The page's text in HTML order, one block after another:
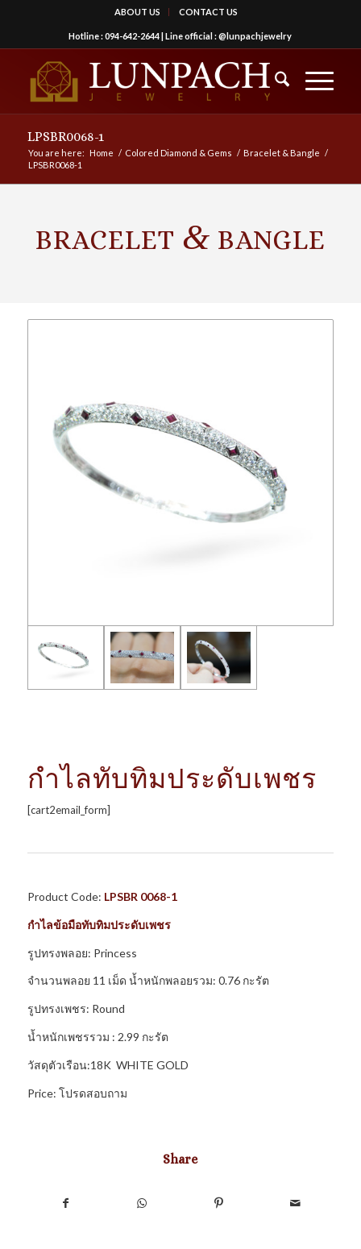
ABOUT US CONTACT US
Hotline :094-642-2644| Line official :@lunpachjewelry
LPSBR0068-1
You are here: Home / Colored Diamond & Gems / Bracelet & Bangle /
LPSBR0068-1
BRACELET & BANGLE
กำไลทับทิมประดับเพชร
[cart2email_form]
Product Code: LPSBR 0068-1
กำไลข้อมือทับทิมประดับเพชร
รูปทรงพลอย: Princess
จำนวนพลอย 11 เม็ด น้ำหนักพลอยรวม: 0.76 กะรัต
รูปทรงเพชร: Round
น้ำหนักเพชรรวม : 2.99 กะรัต
วัสดุตัวเรือน:18K WHITE GOLD
Price: โปรดสอบถาม
Share